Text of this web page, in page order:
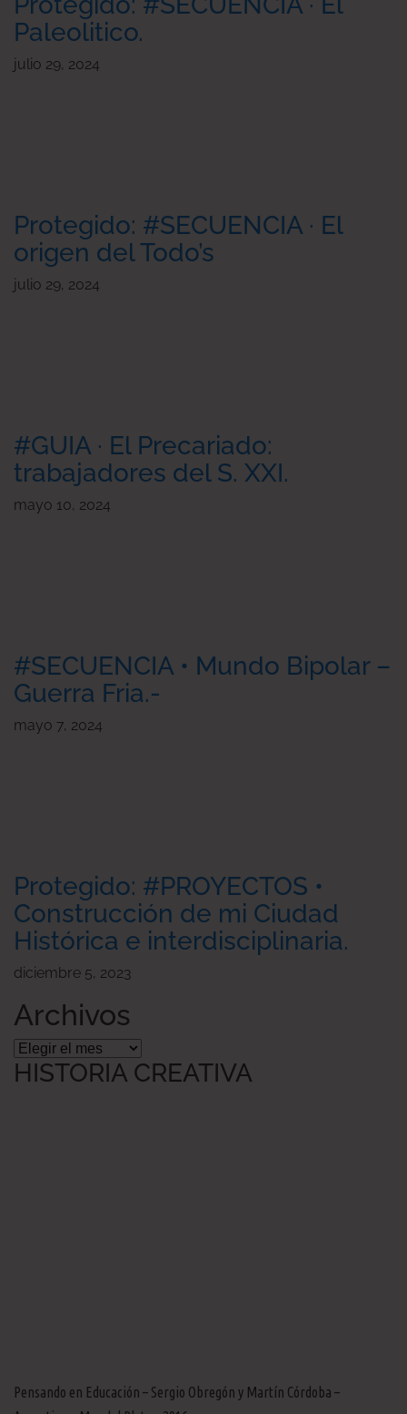
Paleolitico.
julio 29, 2024
Protegido: #SECUENCIA · El
origen del Todo’s
julio 29, 2024
#GUIA · El Precariado:
trabajadores del S. XXI.
mayo 10, 2024
#SECUENCIA • Mundo Bipolar –
Guerra Fria.-
mayo 7, 2024
Protegido: #PROYECTOS •
Construcción de mi Ciudad
Histórica e interdisciplinaria.
diciembre 5, 2023
Archivos
Archivos
HISTORIA CREATIVA
Pensando en Educación – Sergio Obregón y Martín Córdoba –